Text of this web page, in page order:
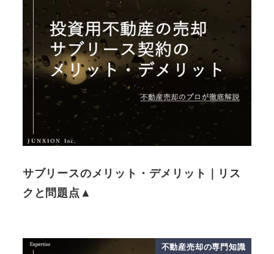
サブリースのメリット・デメリット｜リス
クと問題点▲
不動産売却の専門知識